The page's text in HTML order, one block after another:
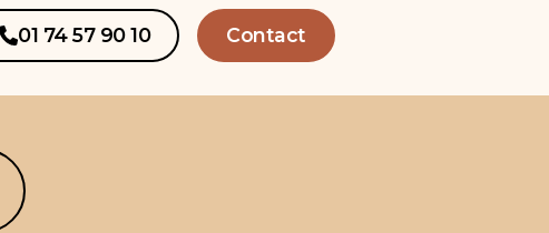
01 74 57 90 10 Contact